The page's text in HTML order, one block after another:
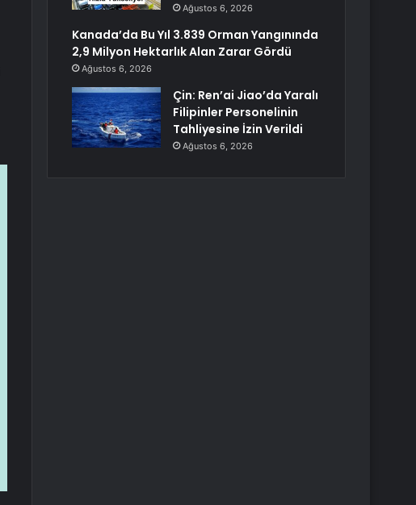
Ağustos 6, 2026
Kanada’da Bu Yıl 3.839 Orman Yangınında
2,9 Milyon Hektarlık Alan Zarar Gördü
Ağustos 6, 2026
Çin: Ren’ai Jiao’da Yaralı
Filipinler Personelinin
Tahliyesine İzin Verildi
Ağustos 6, 2026